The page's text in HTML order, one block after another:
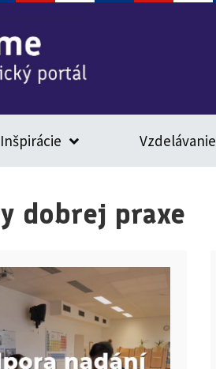
Inšpirácie Vzdelávanie
dobrej praxe